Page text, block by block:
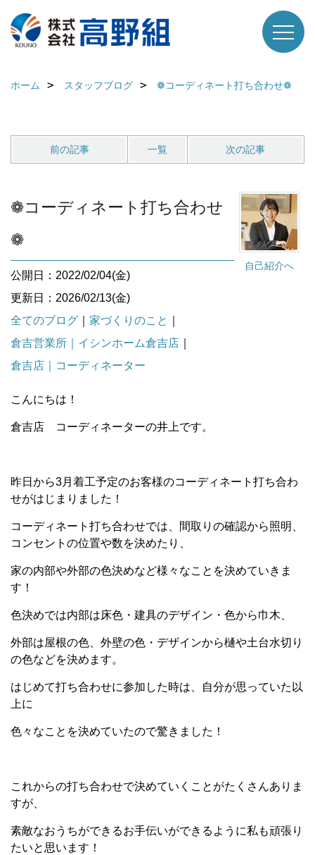
ホーム スタッフブログ ❁コーディネート打ち合わせ❁
前の記事 一覧 次の記事
自己紹介へ
❁コーディネート打ち合わせ
❁
公開日：2022/02/04(金)
更新日：2026/02/13(金)
全てのブログ
家づくりのこと
倉吉営業所｜イシンホーム倉吉店
倉吉店｜コーディネーター
こんにちは！
倉吉店 コーディネーターの井上です。
昨日から3月着工予定のお客様のコーディネート打ち合わ
せがはじまりました！
コーディネート打ち合わせでは、間取りの確認から照明、
コンセントの位置や数を決めたり、
家の内部や外部の色決めなど様々なことを決めていきま
す！
色決めでは内部は床色・建具のデザイン・色から巾木、
外部は屋根の色、外壁の色・デザインから樋や土台水切り
の色などを決めます。
はじめて打ち合わせに参加した時は、自分が思っていた以
上に
色々なことを決めていたので驚きました！
これからの打ち合わせで決めていくことがたくさんありま
すが、
素敵なおうちができるお手伝いができるように私も頑張り
たいと思います！